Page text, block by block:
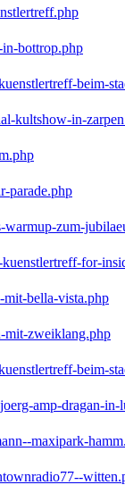
bottrop.php
beim-
kultshow-in-
parade.php
zum-
for-
mit-bella-vista.php
mit-zweiklang.php
beim-
amp-dragan-in-
maxipark-